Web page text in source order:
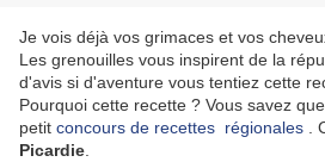
Je vois déjà vos grimaces et vos
Les grenouilles vous inspirent de la
d'avis si d'aventure vous tentiez cette
Pourquoi cette recette ? Vous savez que
petit concours de recettes régionales
.
Picardie